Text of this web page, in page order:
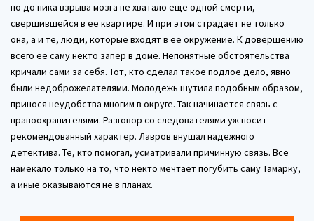
но до пика взрыва мозга не хватало еще одной смерти,
свершившейся в ее квартире. И при этом страдает не только
она, а и те, люди, которые входят в ее окружение. К довершению
всего ее саму некто запер в доме. Непонятные обстоятельства
кричали сами за себя. Тот, кто сделал такое подлое дело, явно
были недоброжелателями. Молодежь шутила подобным образом,
принося неудобства многим в округе. Так начинается связь с
правоохранителями. Разговор со следователями уж носит
рекомендованный характер. Лавров внушал надежного
детектива. Те, кто помогал, усматривали причинную связь. Все
намекало только на то, что некто мечтает погубить саму Тамарку,
а иные оказываются не в планах.